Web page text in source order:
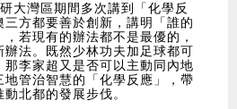
大灣區期間多次講到「化學反
方都要善於創新，講明「誰的
若現有的辦法都不是最優的，
法。既然少林功夫加足球都可
那李家超又是否可以主動同內地
管治智慧的「化學反應」，帶
北都的發展步伐。